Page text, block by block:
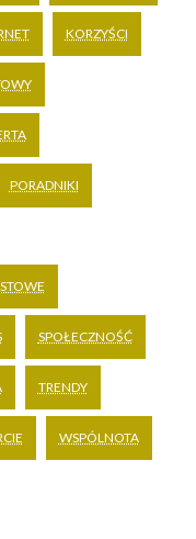
KORZYŚCI
PORADNIKI
SPOŁECZNOŚĆ
TRENDY
WSPÓLNOTA